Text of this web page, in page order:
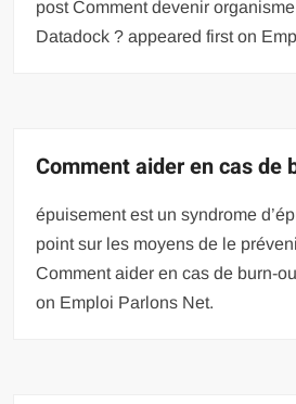
post Comment devenir
Datadock ? appeared first on
Comment aider en cas de
épuisement est un syndrome
point sur les moyens de le
Comment aider en cas de burn-
on Emploi Parlons Net.